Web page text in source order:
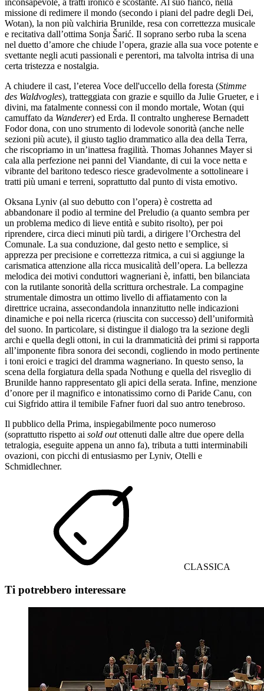
inconsapevole, a tratti ironico e scostante. Al suo fianco, nella
missione di redimere il mondo (secondo i piani del padre degli Dei,
Wotan), la non più valchiria Brunilde, resa con correttezza musicale
e recitativa dall’ottima Sonja Šarić. Il soprano serbo ruba la scena
nel duetto d’amore che chiude l’opera, grazie alla sua voce potente e
svettante negli acuti passionali e perentori, ma talvolta intrisa di una
certa tristezza e nostalgia.
A chiudere il cast, l’eterea Voce dell'uccello della foresta (Stimme
des Waldvogles), tratteggiata con grazie e squillo da Julie Grueter, e i
divini, ma fatalmente connessi con il mondo mortale, Wotan (qui
camuffato da Wanderer) ed Erda. Il contralto ungherese Bernadett
Fodor dona, con uno strumento di lodevole sonorità (anche nelle
sezioni più acute), il giusto taglio drammatico alla dea della Terra,
che riscopriamo in un’inattesa fragilità. Thomas Johannes Mayer si
cala alla perfezione nei panni del Viandante, di cui la voce netta e
vibrante del baritono tedesco riesce gradevolmente a sottolineare i
tratti più umani e terreni, soprattutto dal punto di vista emotivo.
Oksana Lyniv (al suo debutto con l’opera) è costretta ad
abbandonare il podio al termine del Preludio (a quanto sembra per
un problema medico di lieve entità e subito risolto), per poi
riprendere, circa dieci minuti più tardi, a dirigere l’Orchestra del
Comunale. La sua conduzione, dal gesto netto e semplice, si
apprezza per precisione e correttezza ritmica, a cui si aggiunge la
carismatica attenzione alla ricca musicalità dell’opera. La bellezza
melodica dei motivi conduttori wagneriani è, infatti, ben bilanciata
con la rutilante sonorità della scrittura orchestrale. La compagine
strumentale dimostra un ottimo livello di affiatamento con la
direttrice ucraina, assecondandola innanzitutto nelle indicazioni
dinamiche e poi nella ricerca (riuscita con successo) dell’uniformità
del suono. In particolare, si distingue il dialogo tra la sezione degli
archi e quella degli ottoni, in cui la drammaticità dei primi si rapporta
all’imponente fibra sonora dei secondi, cogliendo in modo pertinente
i toni eroici e tragici del dramma wagneriano. In questo senso, la
scena della forgiatura della spada Nothung e quella del risveglio di
Brunilde hanno rappresentato gli apici della serata. Infine, menzione
d’onore per il magnifico e intonatissimo corno di Paride Canu, con
cui Sigfrido attira il temibile Fafner fuori dal suo antro tenebroso.
Il pubblico della Prima, inspiegabilmente poco numeroso
(soprattutto rispetto ai sold outottenuti dalle altre due opere della
tetralogia, eseguite appena un anno fa), tributa a tutti interminabili
ovazioni, con picchi di entusiasmo per Lyniv, Otelli e
Schmidlechner.
CLASSICA
Ti potrebbero interessare